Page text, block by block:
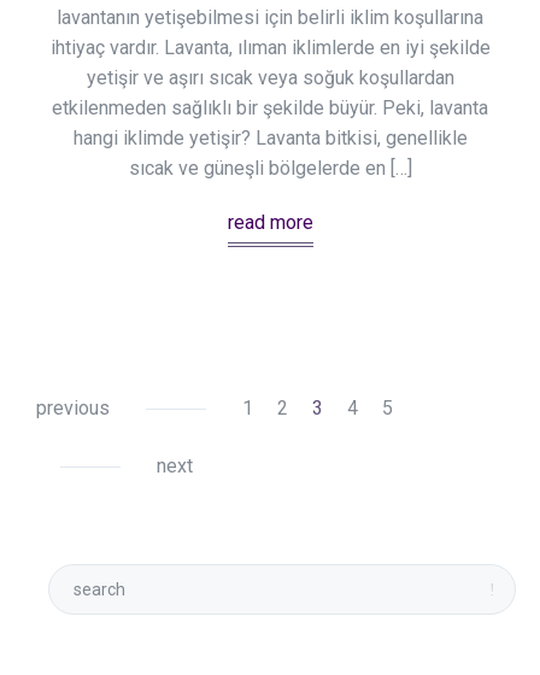
lavantanın yetişebilmesi için belirli iklim koşullarına
ihtiyaç vardır. Lavanta, ılıman iklimlerde en iyi şekilde
yetişir ve aşırı sıcak veya soğuk koşullardan
etkilenmeden sağlıklı bir şekilde büyür. Peki, lavanta
hangi iklimde yetişir? Lavanta bitkisi, genellikle
sıcak ve güneşli bölgelerde en […]
read more
previous 1 2 3 4 5
next